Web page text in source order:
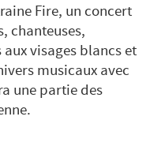
Fire, un concert
chanteuses,
visages blancs et
musicaux avec
une partie des